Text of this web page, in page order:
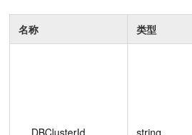
名称 类型
DBClusterId string